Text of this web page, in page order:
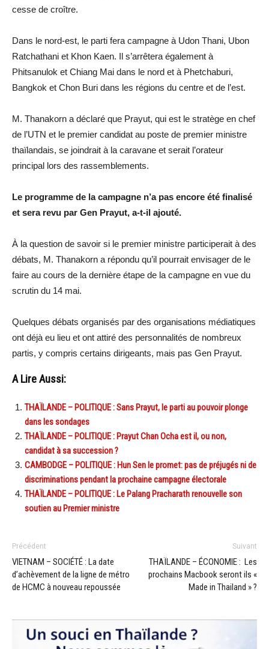
cesse de croître.
Dans le nord-est, le parti fera campagne à Udon Thani, Ubon
Ratchathani et Khon Kaen. Il s’arrêtera également à
Phitsanulok et Chiang Mai dans le nord et à Phetchaburi,
Bangkok et Chon Buri dans les régions du centre et de l’est.
M. Thanakorn a déclaré que Prayut, qui est le stratège en chef
de l’UTN et le premier candidat au poste de premier ministre
thaïlandais, se joindrait à la caravane et serait l’orateur
principal lors des rassemblements.
Le programme de la campagne n’a pas encore été finalisé
et sera revu par Gen Prayut, a-t-il ajouté.
À la question de savoir si le premier ministre participerait à des
débats, M. Thanakorn a répondu qu’il pourrait envisager de le
faire au cours de la dernière étape de la campagne en vue du
scrutin du 14 mai.
Quelques débats organisés par des organisations médiatiques
ont déjà eu lieu et ont attiré des personnalités de nombreux
partis, y compris certains dirigeants, mais pas Gen Prayut.
A Lire Aussi:
THAÏLANDE – POLITIQUE : Sans Prayut, le parti au pouvoir plonge
dans les sondages
THAÏLANDE – POLITIQUE : Prayut Chan Ocha est il, ou non,
candidat à sa succession ?
CAMBODGE – POLITIQUE : Hun Sen le promet: pas de préjugés ni de
discriminations pendant la prochaine campagne électorale
THAÏLANDE – POLITIQUE : Le Palang Pracharath renouvelle son
soutien au Premier ministre
Précédent
VIETNAM – SOCIÉTÉ : La date
d’achèvement de la ligne de métro
de HCMC à nouveau repoussée
Suivant
THAÏLANDE – ÉCONOMIE : Les
prochains Macbook seront ils «
Made in Thailand » ?